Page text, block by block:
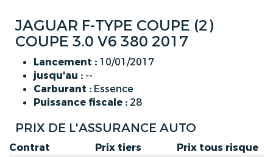
JAGUAR F-TYPE COUPE (2)
COUPE 3.0 V6 380 2017
Lancement : 10/01/2017
jusqu'au : --
Carburant : Essence
Puissance fiscale : 28
PRIX DE L'ASSURANCE AUTO
Contrat Prix tiers
Prix tous risque